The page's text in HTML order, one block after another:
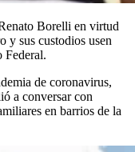
Borelli en virtud
y sus custodios usen
Federal.
de coronavirus,
a conversar con
en barrios de la